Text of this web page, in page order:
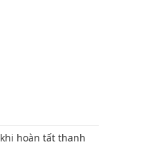
khi hoàn tất thanh